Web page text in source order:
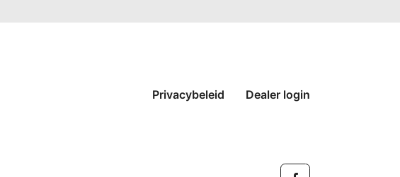
Privacybeleid Dealer login